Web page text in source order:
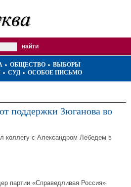
ОБЩЕСТВО
ВЫБОРЫ
СУД ОСОБОЕ ПИСЬМО
поддержки Зюганова во
коллегу с Александром Лебедем в
партии «Справедливая Россия»